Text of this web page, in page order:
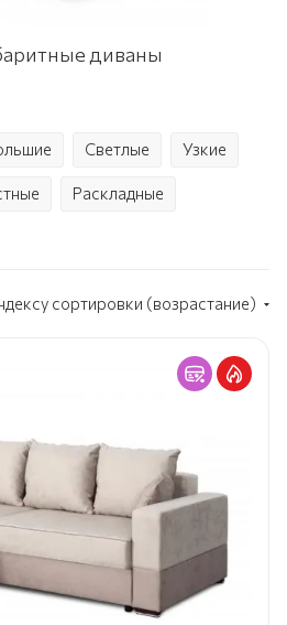
диваны
Светлые Узкие
Раскладные
сортировки (возрастание)